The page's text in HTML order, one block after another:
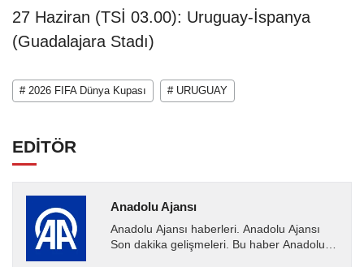
27 Haziran (TSİ 03.00): Uruguay-İspanya
(Guadalajara Stadı)
# 2026 FIFA Dünya Kupası # URUGUAY
EDİTÖR
Anadolu Ajansı
Anadolu Ajansı haberleri. Anadolu Ajansı
Son dakika gelişmeleri. Bu haber Anadolu